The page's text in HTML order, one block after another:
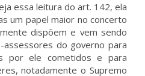
essa leitura do art. 142, ela
um papel maior no concerto
dispõem e vem sendo
do governo para
por ele cometidos e para
notadamente o Supremo